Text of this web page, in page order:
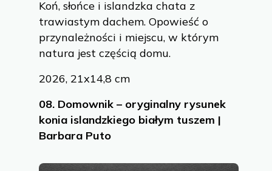
Koń, słońce i islandzka chata z
trawiastym dachem. Opowieść o
przynależności i miejscu, w którym
natura jest częścią domu.
2026, 21x14,8 cm
08. Domownik – oryginalny rysunek
konia islandzkiego białym tuszem |
Barbara Puto